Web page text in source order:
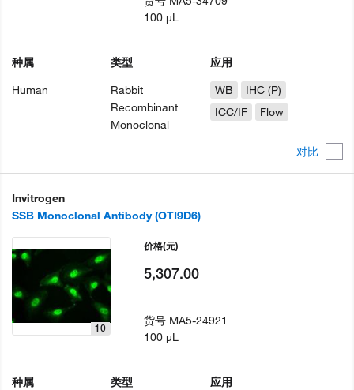
对比
种属
Human
类型
Rabbit
Recombinant
Monoclonal
应用
WB
IHC (P)
ICC/IF
Flow
100 µL
Invitrogen
SSB Monoclonal Antibody (OTI9D6)
10
种属
类型
应用
价格(元)
5,307.00
货号 MA5-24921
100 µL